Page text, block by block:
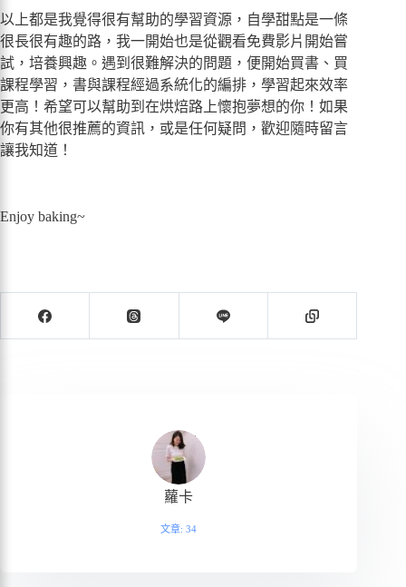
以上都是我覺得很有幫助的學習資源，自學甜點是一條
很長很有趣的路，我一開始也是從觀看免費影片開始嘗
試，培養興趣。遇到很難解決的問題，便開始買書、買
課程學習，書與課程經過系統化的編排，學習起來效率
更高！希望可以幫助到在烘焙路上懷抱夢想的你！如果
你有其他很推薦的資訊，或是任何疑問，歡迎隨時留言
讓我知道！
Enjoy baking~
蘿卡
文章: 34